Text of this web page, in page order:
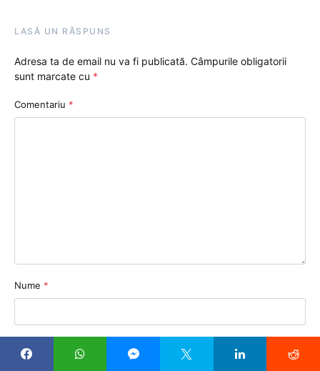
LASĂ UN RĂSPUNS
Adresa ta de email nu va fi publicată. Câmpurile obligatorii
sunt marcate cu *
Comentariu *
Nume *
Email